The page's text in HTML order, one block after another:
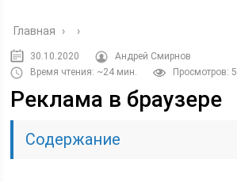
Главная › ›
30.10.2020
Андрей Смирнов
Время чтения: ~24 мин.
Просмотров: 5
Реклама в браузере
Содержание